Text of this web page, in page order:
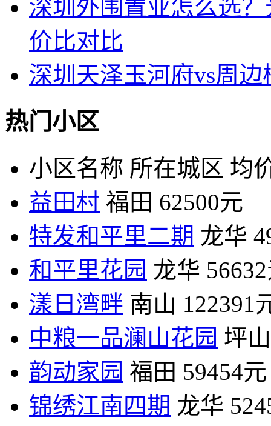
深圳外围置业怎么选
价比对比
深圳天泽玉河府vs周
热门小区
小区名称 所在城区 均
益田村 福田 62500元
特发和平里二期 龙华
和平里花园 龙华
漾日湾畔 南山 122391
中粮一品澜山花园 坪山
韵动家园 福田 59454元
锦绣江南四期 龙华